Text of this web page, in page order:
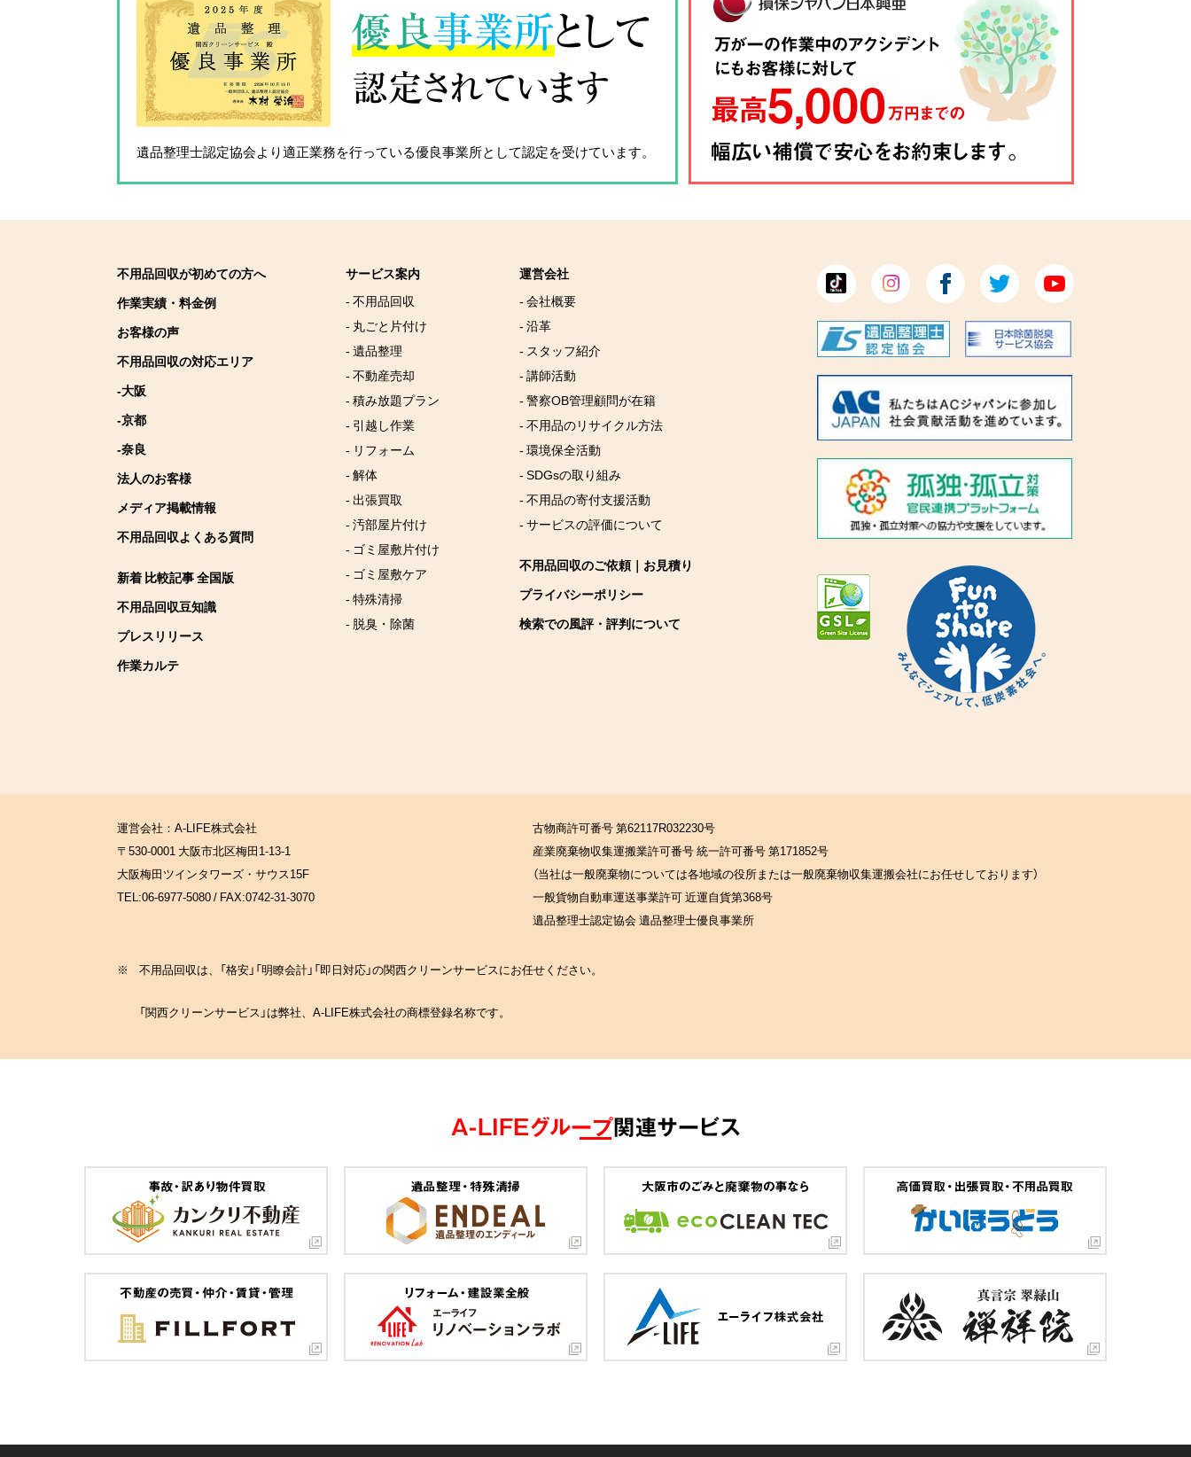
優良事業所として
認定されています
遺品整理士認定協会より適正業務を行っている優良事業所として認定を受けています。
不用品回収が初めての方へ
作業実績・料金例
お客様の声
不用品回収の対応エリア
-大阪
-京都
-奈良
法人のお客様
メディア掲載情報
不用品回収よくある質問
新着 比較記事 全国版
不用品回収豆知識
プレスリリース
作業カルテ
サービス案内
- 不用品回収
- 丸ごと片付け
- 遺品整理
- 不動産売却
- 積み放題プラン
- 引越し作業
- リフォーム
- 解体
- 出張買取
- 汚部屋片付け
- ゴミ屋敷片付け
- ゴミ屋敷ケア
- 特殊清掃
- 脱臭・除菌
運営会社
- 会社概要
- 沿革
- スタッフ紹介
- 講師活動
- 警察OB管理顧問が在籍
- 不用品のリサイクル方法
- 環境保全活動
- SDGsの取り組み
- 不用品の寄付支援活動
- サービスの評価について
不用品回収のご依頼｜お見積り
プライバシーポリシー
検索での風評・評判について
運営会社：A-LIFE株式会社
〒530-0001 大阪市北区梅田1-13-1
大阪梅田ツインタワーズ・サウス15F
TEL:06-6977-5080 / FAX:0742-31-3070
古物商許可番号 第62117R032230号
産業廃棄物収集運搬業許可番号 統一許可番号 第171852号
（当社は一般廃棄物については各地域の役所または一般廃棄物収集運搬会社にお任せしております）
一般貨物自動車運送事業許可 近運自貨第368号
遺品整理士認定協会 遺品整理士優良事業所
※ 不用品回収は、「格安」「明瞭会計」「即日対応」の関西クリーンサービスにお任せください。
「関西クリーンサービス」は弊社、A-LIFE株式会社の商標登録名称です。
A-LIFEグループ関連サービス